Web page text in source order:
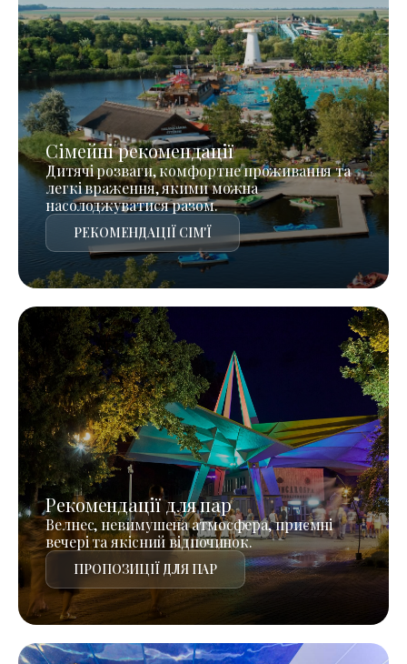
Сімейні рекомендації
Дитячі розваги, комфортне проживання та
легкі враження, якими можна
насолоджуватися разом.
РЕКОМЕНДАЦІЇ СІМ'Ї
Рекомендації для пар
Велнес, невимушена атмосфера, приємні
вечері та якісний відпочинок.
ПРОПОЗИЦІЇ ДЛЯ ПАР